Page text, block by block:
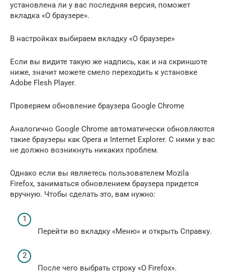
установлена ли у вас последняя версия, поможет
вкладка «О браузере».
В настройках выбираем вкладку «О браузере»
Если вы видите такую же надпись, как и на скриншоте
ниже, значит можете смело переходить к установке
Adobe Flesh Player.
Проверяем обновление браузера Google Chrome
Аналогично Google Chrome автоматически обновляются
такие браузеры как Opera и Internet Explorer. С ними у вас
не должно возникнуть никаких проблем.
Однако если вы являетесь пользователем Mozila
Firefox, заниматься обновлением браузера придется
вручную. Чтобы сделать это, вам нужно:
Перейти во вкладку «Меню» и открыть Справку.
После чего выбрать строку «О Firefox».